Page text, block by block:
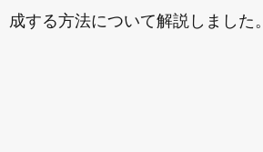
成する方法について解説しました。